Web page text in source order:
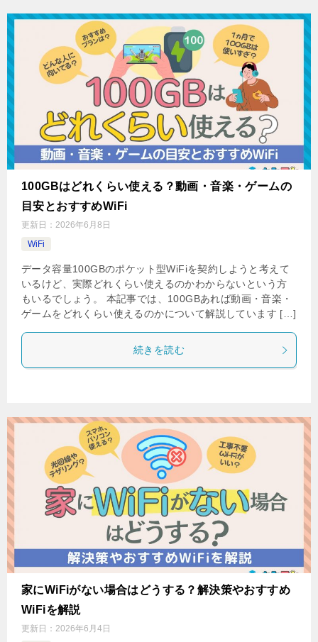
100GBはどれくらい使える？動画・音楽・ゲームの
目安とおすすめWiFi
更新日： 2026年6月8日
WiFi
データ容量100GBのポケット型WiFiを契約しようと考えて
いるけど、実際どれくらい使えるのかわからないという方
もいるでしょう。 本記事では、100GBあれば動画・音楽・
ゲームをどれくらい使えるのかについて解説しています […]
続きを読む
家にWiFiがない場合はどうする？解決策やおすすめ
WiFiを解説
更新日： 2026年6月4日